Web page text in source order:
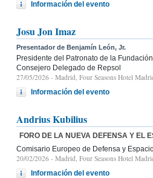
Información del evento
Josu Jon Imaz
Presentador de Benjamín León, Jr.
Presidente del Patronato de la
Consejero Delegado de Repsol
27/05/2026 - Madrid, Four Seasons Hotel
Información del evento
Andrius Kubilius
FORO DE LA NUEVA DEFENSA Y EL
Comisario Europeo de Defensa y
20/02/2026 - Madrid, Four Seasons Hotel
Información del evento